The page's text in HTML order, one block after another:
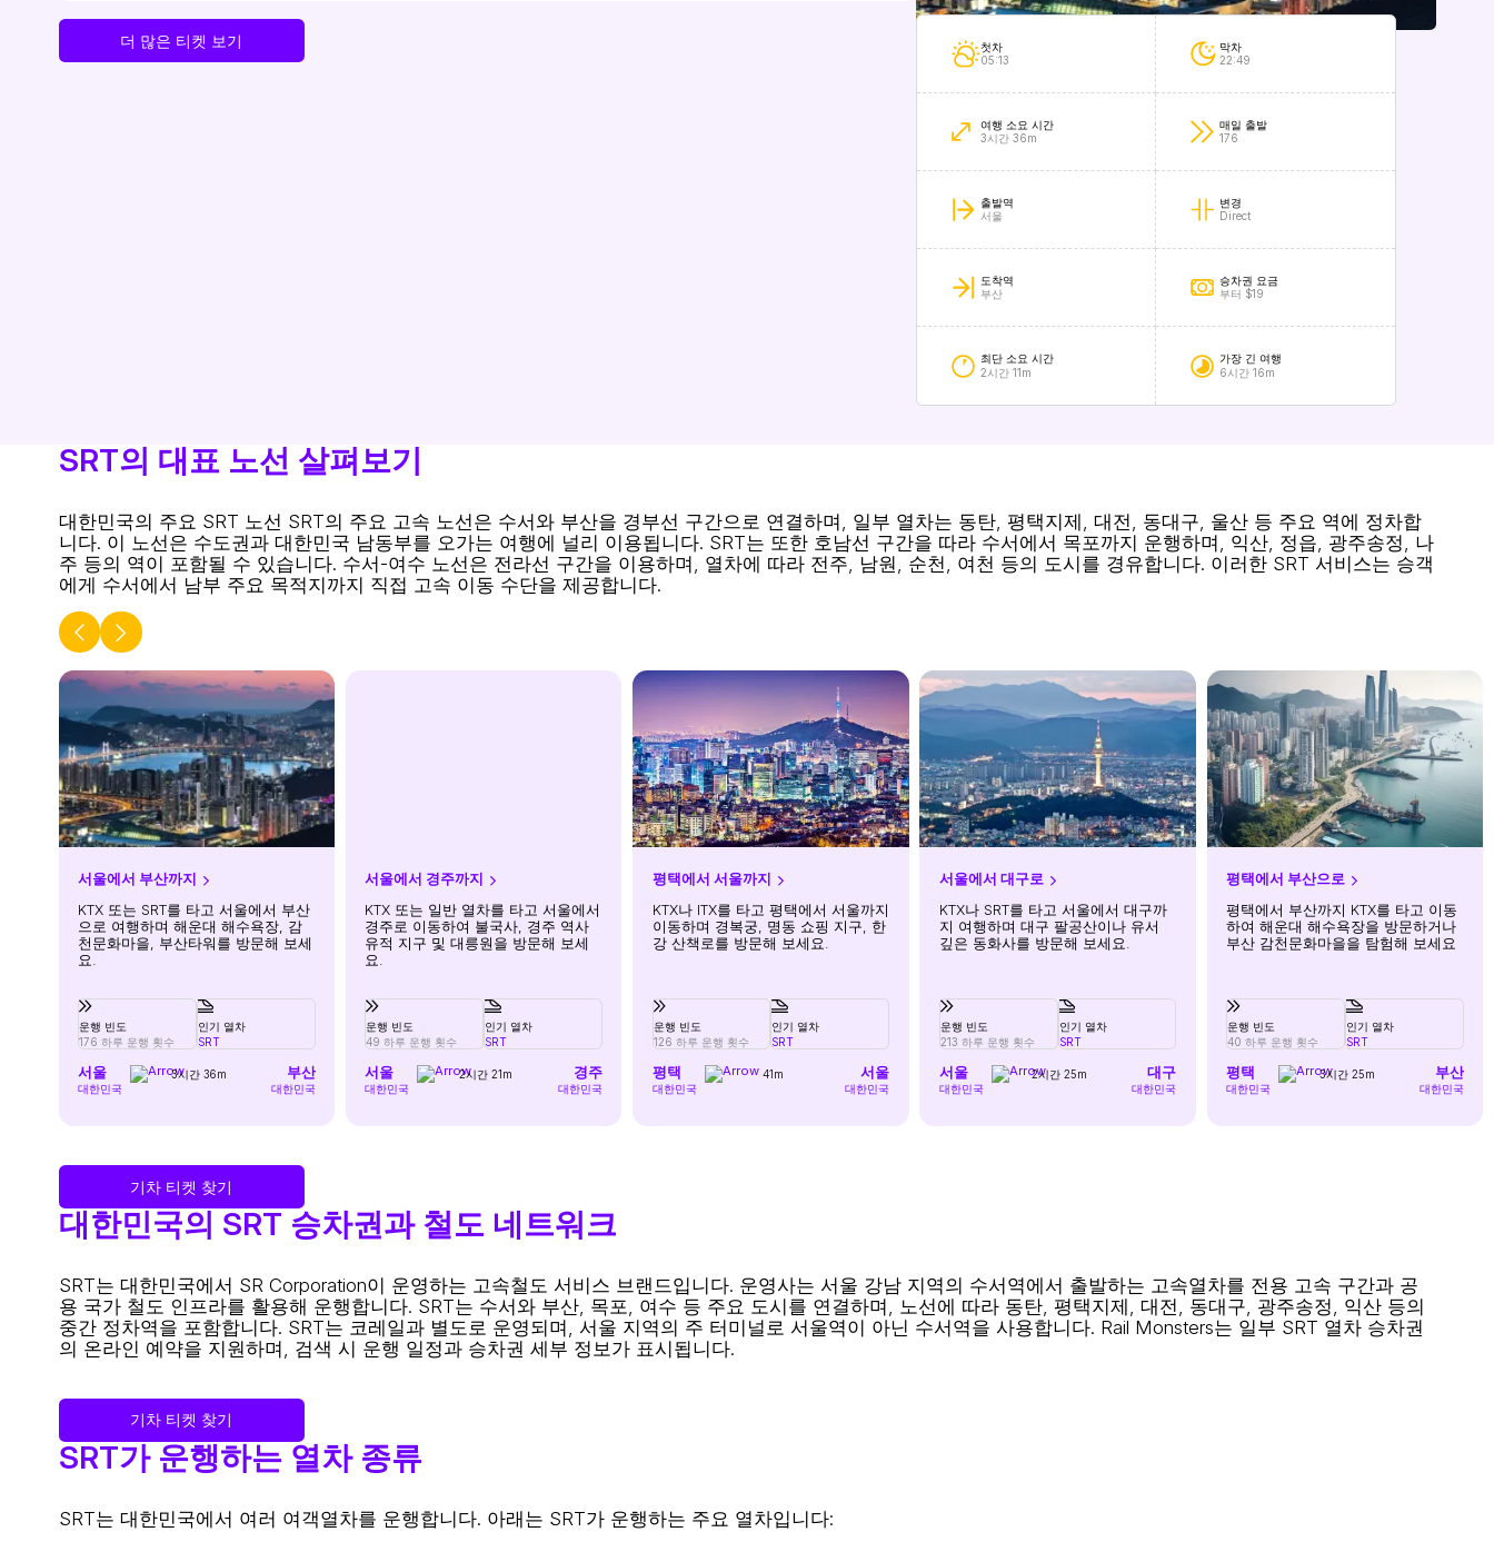
더 많은 티켓 보기
첫차
05:13
막차
22:49
여행 소요 시간
3시간 36m
매일 출발
176
출발역
서울
변경
Direct
도착역
부산
승차권 요금
부터 $19
최단 소요 시간
2시간 11m
가장 긴 여행
6시간 16m
SRT의 대표 노선 살펴보기
대한민국의 주요 SRT 노선 SRT의 주요 고속 노선은 수서와 부산을 경부선 구간으로 연결하며, 일부 열차는 동탄, 평택지제, 대전, 동대구, 울산 등 주요 역에 정차합
니다. 이 노선은 수도권과 대한민국 남동부를 오가는 여행에 널리 이용됩니다. SRT는 또한 호남선 구간을 따라 수서에서 목포까지 운행하며, 익산, 정읍, 광주송정, 나
주 등의 역이 포함될 수 있습니다. 수서-여수 노선은 전라선 구간을 이용하며, 열차에 따라 전주, 남원, 순천, 여천 등의 도시를 경유합니다. 이러한 SRT 서비스는 승객
에게 수서에서 남부 주요 목적지까지 직접 고속 이동 수단을 제공합니다.
서울에서 부산까지
KTX 또는 SRT를 타고 서울에서 부산
으로 여행하며 해운대 해수욕장, 감
천문화마을, 부산타워를 방문해 보세
요.
운행 빈도
176 하루 운행 횟수
인기 열차
SRT
서울
대한민국
3시간 36m 부산
대한민국
서울에서 경주까지
KTX 또는 일반 열차를 타고 서울에서
경주로 이동하여 불국사, 경주 역사
유적 지구 및 대릉원을 방문해 보세
요.
운행 빈도
49 하루 운행 횟수
인기 열차
SRT
서울
대한민국
2시간 21m 경주
대한민국
평택에서 서울까지
KTX나 ITX를 타고 평택에서 서울까지
이동하며 경복궁, 명동 쇼핑 지구, 한
강 산책로를 방문해 보세요.
운행 빈도
126 하루 운행 횟수
인기 열차
SRT
평택
대한민국
41m 서울
대한민국
서울에서 대구로
KTX나 SRT를 타고 서울에서 대구까
지 여행하며 대구 팔공산이나 유서
깊은 동화사를 방문해 보세요.
운행 빈도
213 하루 운행 횟수
인기 열차
SRT
서울
대한민국
2시간 25m 대구
대한민국
평택에서 부산으로
평택에서 부산까지 KTX를 타고 이동
하여 해운대 해수욕장을 방문하거나
부산 감천문화마을을 탐험해 보세요
운행 빈도
40 하루 운행 횟수
인기 열차
SRT
평택
대한민국
3시간 25m 부산
대한민국
기차 티켓 찾기
대한민국의 SRT 승차권과 철도 네트워크
SRT는 대한민국에서 SR Corporation이 운영하는 고속철도 서비스 브랜드입니다. 운영사는 서울 강남 지역의 수서역에서 출발하는 고속열차를 전용 고속 구간과 공
용 국가 철도 인프라를 활용해 운행합니다. SRT는 수서와 부산, 목포, 여수 등 주요 도시를 연결하며, 노선에 따라 동탄, 평택지제, 대전, 동대구, 광주송정, 익산 등의
중간 정차역을 포함합니다. SRT는 코레일과 별도로 운영되며, 서울 지역의 주 터미널로 서울역이 아닌 수서역을 사용합니다. Rail Monsters는 일부 SRT 열차 승차권
의 온라인 예약을 지원하며, 검색 시 운행 일정과 승차권 세부 정보가 표시됩니다.
기차 티켓 찾기
SRT가 운행하는 열차 종류
SRT는 대한민국에서 여러 여객열차를 운행합니다. 아래는 SRT가 운행하는 주요 열차입니다: